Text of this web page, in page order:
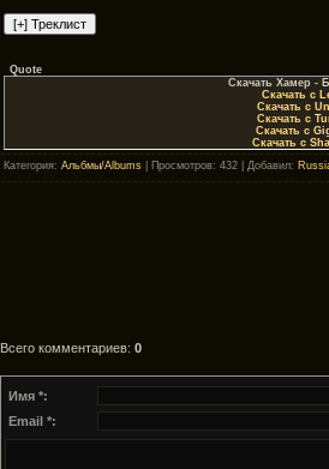
Quote
Скачать Хамер -
Скачать с
Скачать с
Скачать с
Скачать с
Скачать с
Категория: Альбмы/Albums Просмотров: 432 | Добавил:
Всего комментариев: 0
Имя *:
Email *: